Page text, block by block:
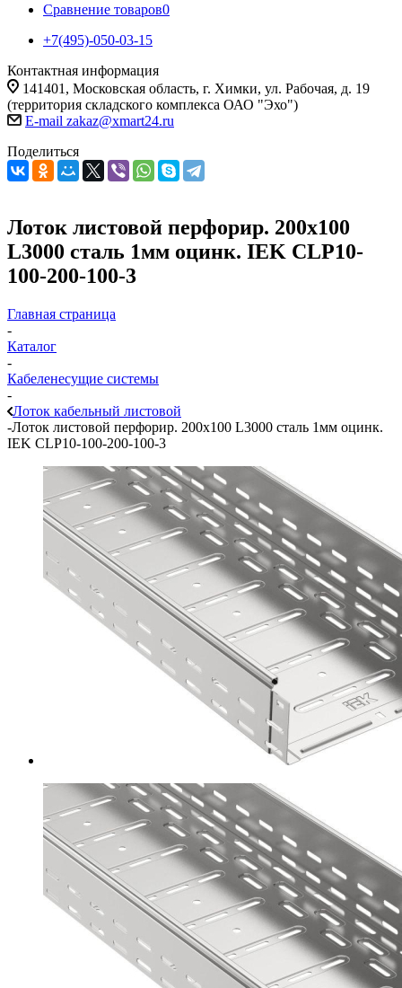
Сравнение товаров0
+7(495)-050-03-15
Контактная информация
141401, Московская область, г. Химки, ул. Рабочая, д. 19
(территория складского комплекса ОАО "Эхо")
E-mail zakaz@xmart24.ru
Поделиться
Лоток листовой перфорир. 200х100
L3000 сталь 1мм оцинк. IEK CLP10-
100-200-100-3
Главная страница
-
Каталог
-
Кабеленесущие системы
-
Лоток кабельный листовой
-Лоток листовой перфорир. 200х100 L3000 сталь 1мм оцинк.
IEK CLP10-100-200-100-3